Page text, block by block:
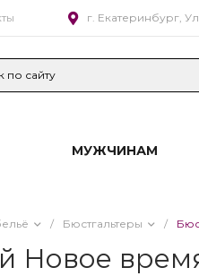
г. Екатеринбург,
МУЖЧИНАМ
/ Бюстгальтеры /
Новое